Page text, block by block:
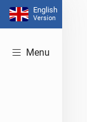
English
Version
Menu